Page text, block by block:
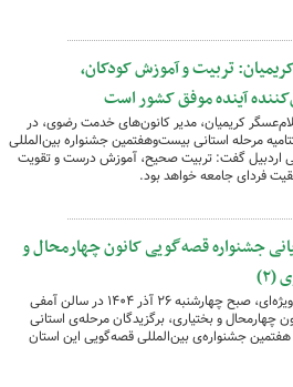
تربیت و آموزش کودکان،
آینده موفق کشور است
کریمیان، مدیر کانون‌های خدمت رضوی، در
مرحله استانی بیست‌وهفتمین جشنواره بین‌المللی
اردبیل گفت: تربیت صحیح، آموزش درست و تقویت
فردای جامعه خواهد بود.
جشنواره قصه‌گویی کانون چهارمحال و
(۲)
در آیین ویژه‌ای، صبح چهارشنبه ۲۶ آذر ۱۴۰۴ در سالن آمفی
چهارمحال و بختیاری، برگزیدگان مرحله‌ی استانی
جشنواره‌ی بین‌المللی قصه‌گویی این استان